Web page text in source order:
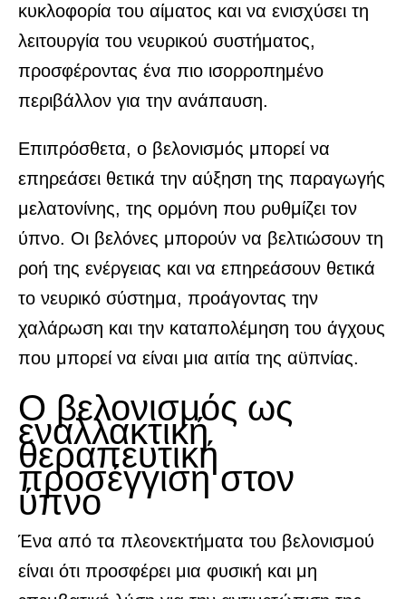
κυκλοφορία του αίματος και να ενισχύσει τη
λειτουργία του νευρικού συστήματος,
προσφέροντας ένα πιο ισορροπημένο
περιβάλλον για την ανάπαυση.
Επιπρόσθετα, ο βελονισμός μπορεί να
επηρεάσει θετικά την αύξηση της παραγωγής
μελατονίνης, της ορμόνη που ρυθμίζει τον
ύπνο. Οι βελόνες μπορούν να βελτιώσουν τη
ροή της ενέργειας και να επηρεάσουν θετικά
το νευρικό σύστημα, προάγοντας την
χαλάρωση και την καταπολέμηση του άγχους
που μπορεί να είναι μια αιτία της αϋπνίας.
Ο βελονισμός ως
εναλλακτική
θεραπευτική
προσέγγιση στον
ύπνο
Ένα από τα πλεονεκτήματα του βελονισμού
είναι ότι προσφέρει μια φυσική και μη